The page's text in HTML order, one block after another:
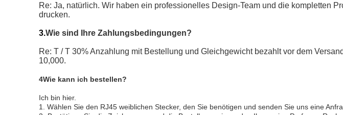
Re: Ja, natürlich. Wir haben ein professionelles Design-Team und die kompletten
drucken.
3.Wie sind Ihre Zahlungsbedingungen?
Re: T / T 30% Anzahlung mit Bestellung und Gleichgewicht bezahlt vor dem
10,000.
4Wie kann ich bestellen?
Ich bin hier.
1. Wählen Sie den RJ45 weiblichen Stecker, den Sie benötigen und senden Sie uns eine